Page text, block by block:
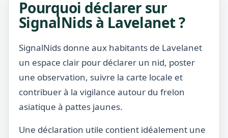
Pourquoi déclarer sur
SignalNids à Lavelanet ?
SignalNids donne aux habitants de Lavelanet
un espace clair pour déclarer un nid, poster
une observation, suivre la carte locale et
contribuer à la vigilance autour du frelon
asiatique à pattes jaunes.
Une déclaration utile contient idéalement une